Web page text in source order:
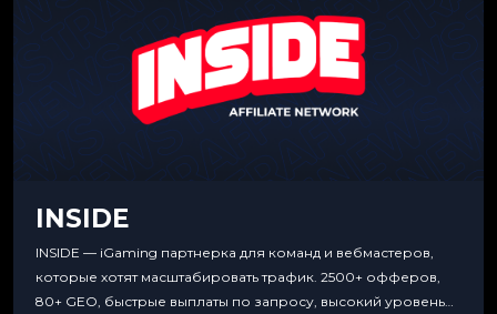
INSIDE
INSIDE — iGaming партнерка для команд и вебмастеров,
которые хотят масштабировать трафик. 2500+ офферов,
80+ GEO, быстрые выплаты по запросу, высокий уровень